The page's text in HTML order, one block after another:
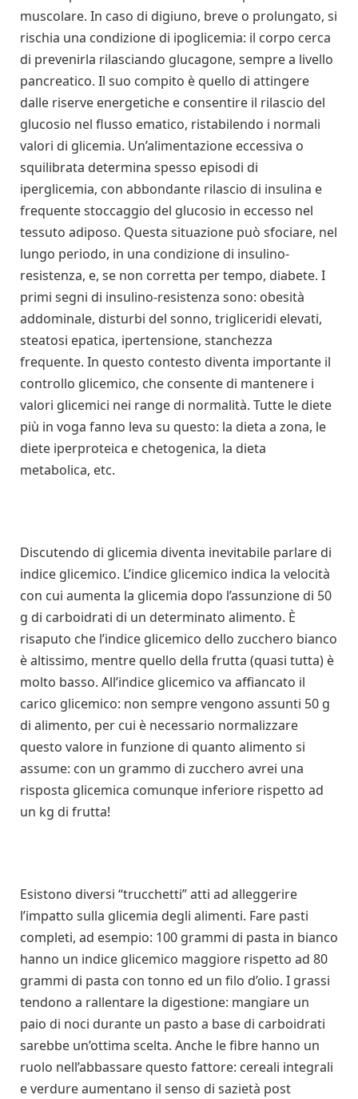
muscolare. In caso di digiuno, breve o prolungato, si
rischia una condizione di ipoglicemia: il corpo cerca
di prevenirla rilasciando glucagone, sempre a livello
pancreatico. Il suo compito è quello di attingere
dalle riserve energetiche e consentire il rilascio del
glucosio nel flusso ematico, ristabilendo i normali
valori di glicemia. Un’alimentazione eccessiva o
squilibrata determina spesso episodi di
iperglicemia, con abbondante rilascio di insulina e
frequente stoccaggio del glucosio in eccesso nel
tessuto adiposo. Questa situazione può sfociare, nel
lungo periodo, in una condizione di insulino-
resistenza, e, se non corretta per tempo, diabete. I
primi segni di insulino-resistenza sono: obesità
addominale, disturbi del sonno, trigliceridi elevati,
steatosi epatica, ipertensione, stanchezza
frequente. In questo contesto diventa importante il
controllo glicemico, che consente di mantenere i
valori glicemici nei range di normalità. Tutte le diete
più in voga fanno leva su questo: la dieta a zona, le
diete iperproteica e chetogenica, la dieta
metabolica, etc.
Discutendo di glicemia diventa inevitabile parlare di
indice glicemico. L’indice glicemico indica la velocità
con cui aumenta la glicemia dopo l’assunzione di 50
g di carboidrati di un determinato alimento. È
risaputo che l’indice glicemico dello zucchero bianco
è altissimo, mentre quello della frutta (quasi tutta) è
molto basso. All’indice glicemico va affiancato il
carico glicemico: non sempre vengono assunti 50 g
di alimento, per cui è necessario normalizzare
questo valore in funzione di quanto alimento si
assume: con un grammo di zucchero avrei una
risposta glicemica comunque inferiore rispetto ad
un kg di frutta!
Esistono diversi “trucchetti” atti ad alleggerire
l’impatto sulla glicemia degli alimenti. Fare pasti
completi, ad esempio: 100 grammi di pasta in bianco
hanno un indice glicemico maggiore rispetto ad 80
grammi di pasta con tonno ed un filo d’olio. I grassi
tendono a rallentare la digestione: mangiare un
paio di noci durante un pasto a base di carboidrati
sarebbe un’ottima scelta. Anche le fibre hanno un
ruolo nell’abbassare questo fattore: cereali integrali
e verdure aumentano il senso di sazietà post